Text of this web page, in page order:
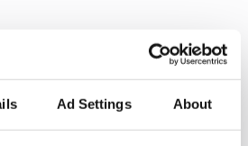
Ad Settings About
Pedersen